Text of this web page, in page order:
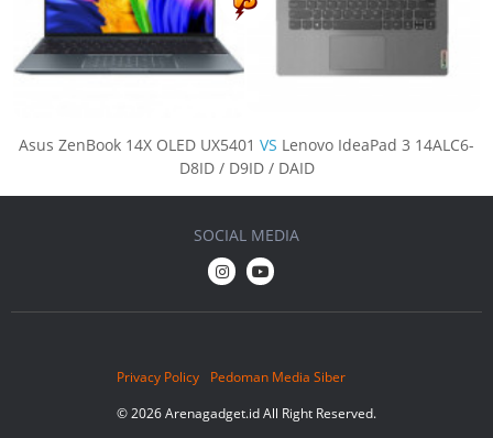
Asus ZenBook 14X OLED UX5401 VS Lenovo IdeaPad 3 14ALC6-
D8ID / D9ID / DAID
Privacy Policy
Pedoman Media Siber
© 2026 Arenagadget.id All Right Reserved.
SOCIAL MEDIA